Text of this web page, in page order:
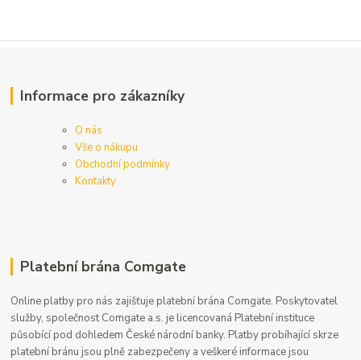
Informace pro zákazníky
O nás
Vše o nákupu
Obchodní podmínky
Kontakty
Platební brána Comgate
Online platby pro nás zajišťuje platební brána Comgate. Poskytovatel
služby, společnost Comgate a.s. je licencovaná Platební instituce
působící pod dohledem České národní banky. Platby probíhající skrze
platební bránu jsou plně zabezpečeny a veškeré informace jsou